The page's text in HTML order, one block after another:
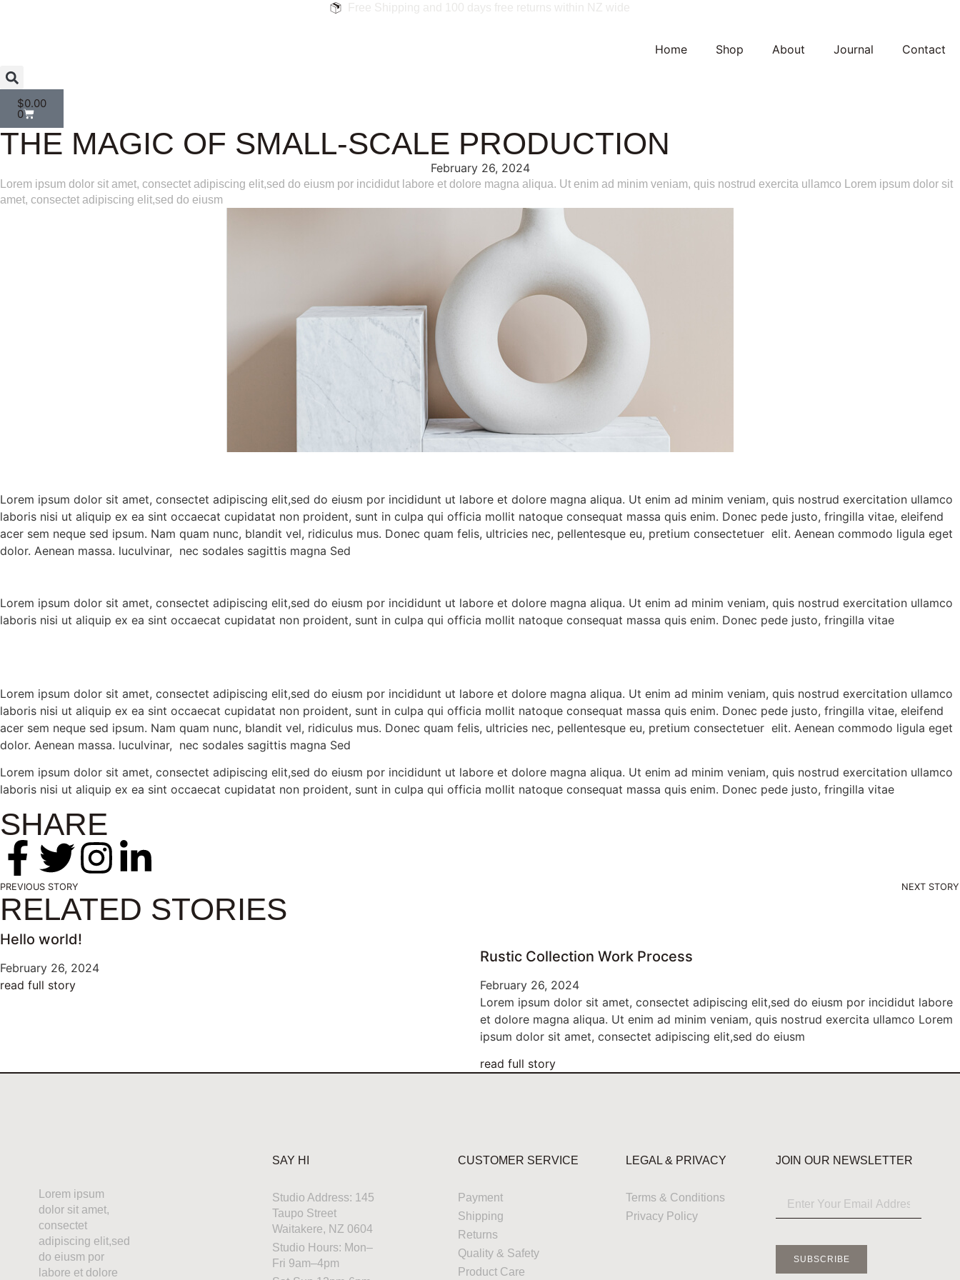
Free Shipping and 100 days free returns within NZ wide
Home Shop About Journal Contact
$0.00
0
THE MAGIC OF SMALL-SCALE PRODUCTION
February 26, 2024
Lorem ipsum dolor sit amet, consectet adipiscing elit,sed do eiusm por incididut labore et dolore magna aliqua. Ut enim ad minim veniam, quis nostrud exercita ullamco Lorem ipsum dolor sit
amet, consectet adipiscing elit,sed do eiusm
Lorem ipsum dolor sit amet, consectet adipiscing elit,sed do eiusm por incididunt ut labore et dolore magna aliqua. Ut enim ad minim veniam, quis nostrud exercitation ullamco
laboris nisi ut aliquip ex ea sint occaecat cupidatat non proident, sunt in culpa qui officia mollit natoque consequat massa quis enim. Donec pede justo, fringilla vitae, eleifend
acer sem neque sed ipsum. Nam quam nunc, blandit vel, ridiculus mus. Donec quam felis, ultricies nec, pellentesque eu, pretium consectetuer elit. Aenean commodo ligula eget
dolor. Aenean massa. luculvinar, nec sodales sagittis magna Sed
Lorem ipsum dolor sit amet, consectet adipiscing elit,sed do eiusm por incididunt ut labore et dolore magna aliqua. Ut enim ad minim veniam, quis nostrud exercitation ullamco
laboris nisi ut aliquip ex ea sint occaecat cupidatat non proident, sunt in culpa qui officia mollit natoque consequat massa quis enim. Donec pede justo, fringilla vitae
Lorem ipsum dolor sit amet, consectet adipiscing elit,sed do eiusm por incididunt ut labore et dolore magna aliqua. Ut enim ad minim veniam, quis nostrud exercitation ullamco
laboris nisi ut aliquip ex ea sint occaecat cupidatat non proident, sunt in culpa qui officia mollit natoque consequat massa quis enim. Donec pede justo, fringilla vitae, eleifend
acer sem neque sed ipsum. Nam quam nunc, blandit vel, ridiculus mus. Donec quam felis, ultricies nec, pellentesque eu, pretium consectetuer elit. Aenean commodo ligula eget
dolor. Aenean massa. luculvinar, nec sodales sagittis magna Sed
Lorem ipsum dolor sit amet, consectet adipiscing elit,sed do eiusm por incididunt ut labore et dolore magna aliqua. Ut enim ad minim veniam, quis nostrud exercitation ullamco
laboris nisi ut aliquip ex ea sint occaecat cupidatat non proident, sunt in culpa qui officia mollit natoque consequat massa quis enim. Donec pede justo, fringilla vitae
SHARE
PREVIOUS STORY NEXT STORY
RELATED STORIES
Hello world!
February 26, 2024
read full story
Rustic Collection Work Process
February 26, 2024
Lorem ipsum dolor sit amet, consectet adipiscing elit,sed do eiusm por incididut labore
et dolore magna aliqua. Ut enim ad minim veniam, quis nostrud exercita ullamco Lorem
ipsum dolor sit amet, consectet adipiscing elit,sed do eiusm
read full story
Lorem ipsum
dolor sit amet,
consectet
adipiscing elit,sed
do eiusm por
labore et dolore
SAY HI
Studio Address: 145
Taupo Street
Waitakere, NZ 0604
Studio Hours: Mon–
Fri 9am–4pm
CUSTOMER SERVICE
Payment
Shipping
Returns
Quality & Safety
Product Care
LEGAL & PRIVACY
Terms & Conditions
Privacy Policy
JOIN OUR NEWSLETTER
SUBSCRIBE